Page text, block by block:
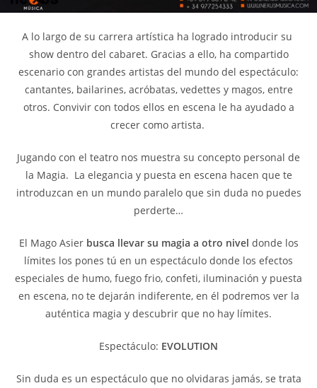
A lo largo de su carrera artística ha logrado introducir su
show dentro del cabaret. Gracias a ello, ha compartido
escenario con grandes artistas del mundo del espectáculo:
cantantes, bailarines, acróbatas, vedettes y magos, entre
otros. Convivir con todos ellos en escena le ha ayudado a
crecer como artista.
Jugando con el teatro nos muestra su concepto personal de
la Magia. La elegancia y puesta en escena hacen que te
introduzcan en un mundo paralelo que sin duda no puedes
perderte…
El Mago Asier busca llevar su magia a otro nivel donde los
límites los pones tú en un espectáculo donde los efectos
especiales de humo, fuego frio, confeti, iluminación y puesta
en escena, no te dejarán indiferente, en él podremos ver la
auténtica magia y descubrir que no hay límites.
Espectáculo: EVOLUTION
Sin duda es un espectáculo que no olvidaras jamás, se trata